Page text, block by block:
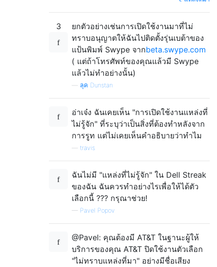
3
ยกตัวอย่างเช่นการเปิดใช้งานมาที่ไม่
ทราบอนุญาตให้ฉันไปติดตั้งรุ่นเบต้าของ
แป้นพิมพ์ Swype จากbeta.swype.com
( แต่ถ้าโทรศัพท์ของคุณแล้วมี Swype
แล้วไม่ทำอย่างนั้น)
ลุค Dunstan
อ่าเจ๋ง ฉันเคยเห็น "การเปิดใช้งานแหล่งที่
ไม่รู้จัก" ที่ระบุว่าเป็นสิ่งที่ต้องทำหลังจาก
การรูท แต่ไม่เคยเห็นคำอธิบายว่าทำไม
travis
ฉันไม่มี "แหล่งที่ไม่รู้จัก" ใน Dell Streak
ของฉัน ฉันควรทำอย่างไรเพื่อให้ได้ตัว
เลือกนี้ ??? กรุณาช่วย!
— Pavel Popov
@Pavel: คุณต้องมี AT&T ในฐานะผู้ให้
บริการของคุณ AT&T ปิดใช้งานตัวเลือก
"ไม่ทราบแหล่งที่มา" อย่างมีชื่อเสียง